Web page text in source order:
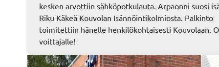
kesken arvottiin sähköpotkulauta. Arpaonni suosi
Riku Käkeä Kouvolan Isännöintikolmiosta. Palkinto
toimitettiin hänelle henkilökohtaisesti Kouvolaan.
voittajalle!